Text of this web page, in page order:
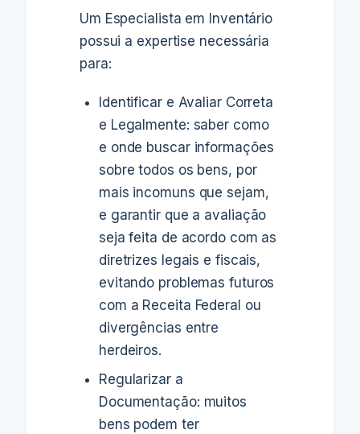
Um Especialista em Inventário
possui a expertise necessária
para:
Identificar e Avaliar Correta
e Legalmente: saber como
e onde buscar informações
sobre todos os bens, por
mais incomuns que sejam,
e garantir que a avaliação
seja feita de acordo com as
diretrizes legais e fiscais,
evitando problemas futuros
com a Receita Federal ou
divergências entre
herdeiros.
Regularizar a
Documentação: muitos
bens podem ter